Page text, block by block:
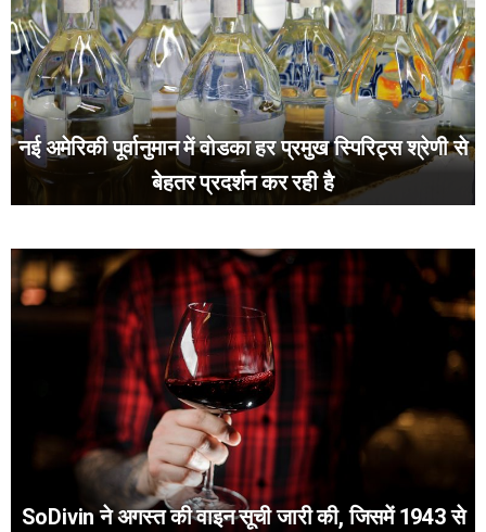
नई अमेरिकी पूर्वानुमान में वोडका हर प्रमुख स्पिरिट्स श्रेणी से
बेहतर प्रदर्शन कर रही है
SoDivin ने अगस्त की वाइन सूची जारी की, जिसमें 1943 से